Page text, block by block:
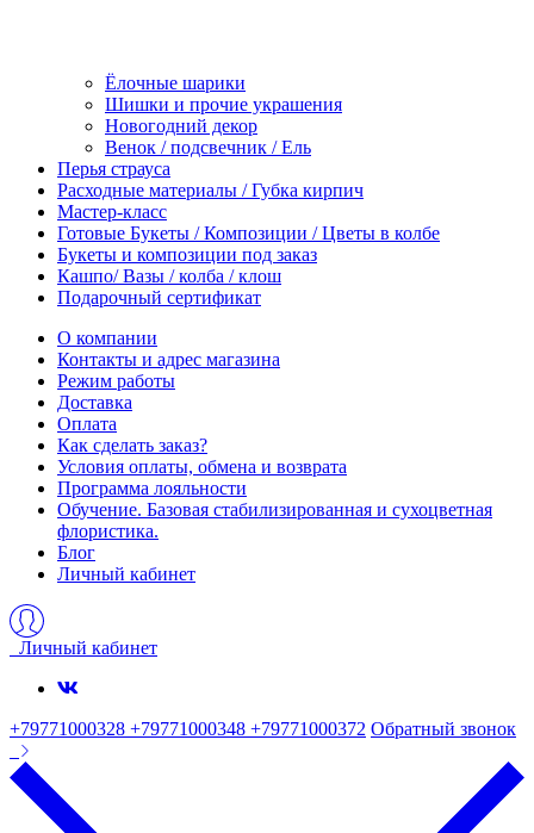
Ёлочные шарики
Шишки и прочие украшения
Новогодний декор
Венок / подсвечник / Ель
Перья страуса
Расходные материалы / Губка кирпич
Мастер-класс
Готовые Букеты / Композиции / Цветы в колбе
Букеты и композиции под заказ
Кашпо/ Вазы / колба / клош
Подарочный сертификат
О компании
Контакты и адрес магазина
Режим работы
Доставка
Оплата
Как сделать заказ?
Условия оплаты, обмена и возврата
Программа лояльности
Обучение. Базовая стабилизированная и сухоцветная
флористика.
Блог
Личный кабинет
Личный кабинет
+79771000328 +79771000348 +79771000372 Обратный звонок